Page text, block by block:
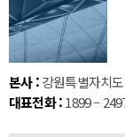
본사 :강원특별자치
대표전화 :1899 –